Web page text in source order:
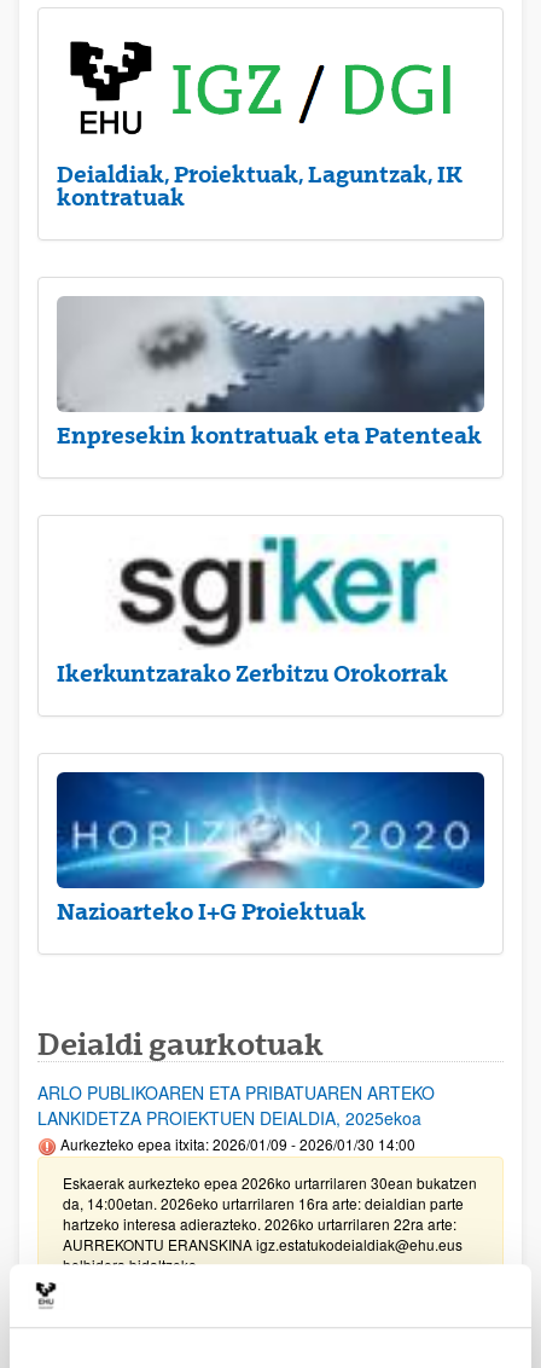
Deialdiak, Proiektuak, Laguntzak, IK
kontratuak
Enpresekin kontratuak eta Patenteak
Ikerkuntzarako Zerbitzu Orokorrak
Nazioarteko I+G Proiektuak
Deialdi gaurkotuak
ARLO PUBLIKOAREN ETA PRIBATUAREN ARTEKO
LANKIDETZA PROIEKTUEN DEIALDIA, 2025ekoa
Aurkezteko epea itxita: 2026/01/09 - 2026/01/30 14:00
Eskaerak aurkezteko epea 2026ko urtarrilaren 30ean bukatzen
da, 14:00etan. 2026eko urtarrilaren 16ra arte: deialdian parte
hartzeko interesa adierazteko. 2026ko urtarrilaren 22ra arte:
AURREKONTU ERANSKINA igz.estatukodeialdiak@ehu.eus
helbidera bidaltzeko.
Unibertsitatea-Enpresa-Gizartea Proiektuak 2025